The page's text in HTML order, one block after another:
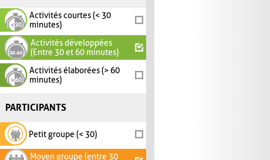
Activités courtes (< 30
minutes)
Activités développées
(Entre 30 et 60 minutes)
Activités élaborées (> 60
minutes)
PARTICIPANTS
Petit groupe (< 30)
Moyen groupe (entre 30